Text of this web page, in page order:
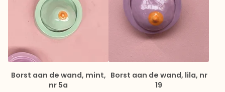
Borst aan de wand, mint,
nr 5a
Borst aan de wand, lila, nr
19